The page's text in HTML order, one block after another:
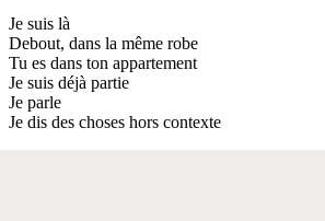
Je suis là
Debout, dans la même robe
Tu es dans ton appartement
Je suis déjà partie
Je parle
Je dis des choses hors contexte